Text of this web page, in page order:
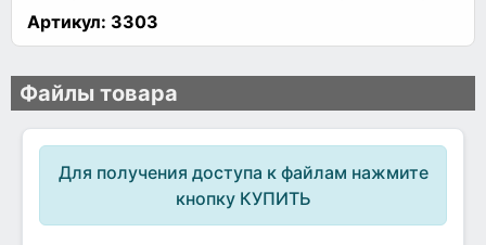
Артикул: 3303
Файлы товара
Для получения доступа к файлам нажмите
кнопку КУПИТЬ